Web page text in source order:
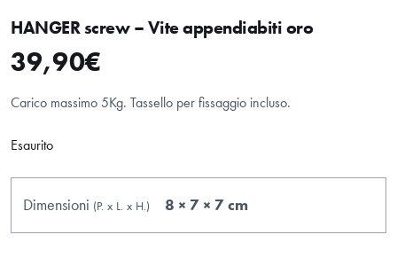
HANGER screw – Vite appendiabiti oro
39,90€
Carico massimo 5Kg. Tassello per fissaggio incluso.
Esaurito
Dimensioni (P. x L. x H.) 8 × 7 × 7 cm